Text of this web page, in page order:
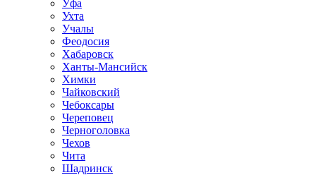
Уфа
Ухта
Учалы
Феодосия
Хабаровск
Ханты-Мансийск
Химки
Чайковский
Чебоксары
Череповец
Черноголовка
Чехов
Чита
Шадринск